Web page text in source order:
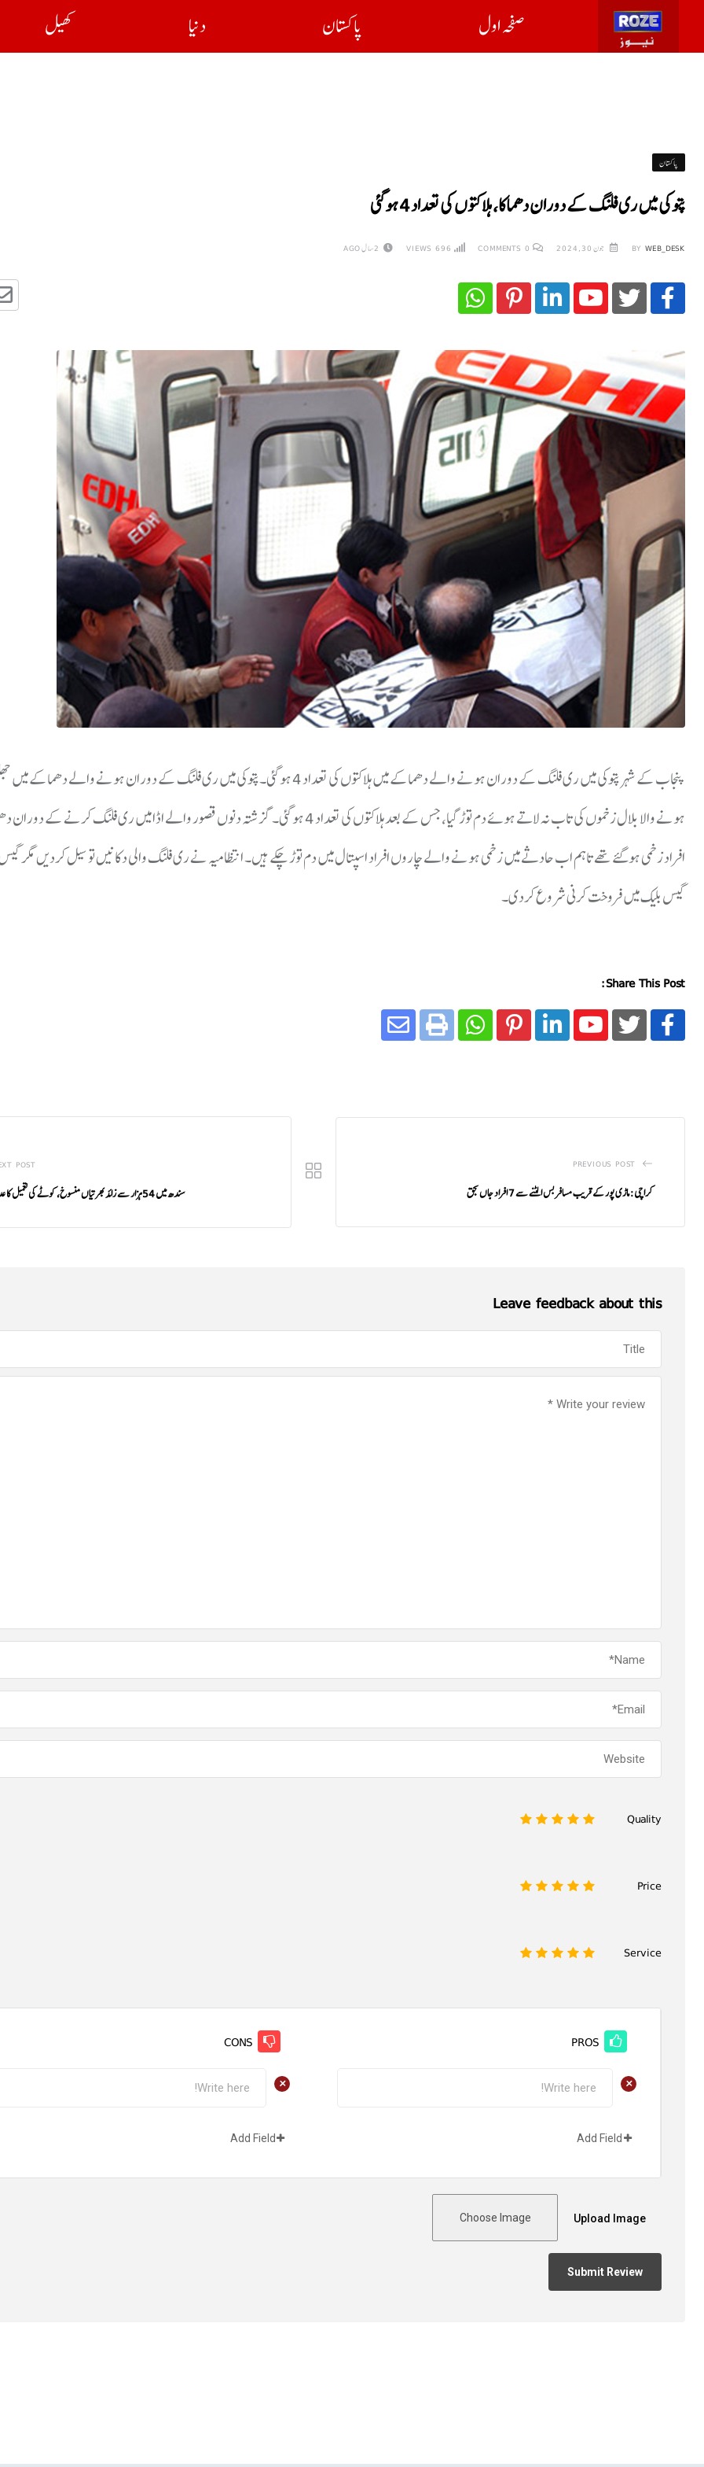
صفحہ اول پاکستان دنیا کھیل
پاکستان
پتوکی میں ری فلنگ کے دوران دھماکا، ہلاکتوں کی تعداد 4 ہوگئی
BY WEB_DESK جون 30, 2024 0
696 2 سال AGO
پنجاب کے شہر پتوکی میں ری فلنگ کے دوران ہونے والے دھماکے میں ہلاکتوں کی تعداد 4 ہوگئی۔ پتوکی میں ری فلنگ کے دوران ہونے والے
افراد زخمی ہوگئے تھے تاہم اب حادثے میں زخمی ہونے والے چاروں افراد اسپتال میں دم توڑ چکے ہیں۔ انتظامیہ نے ری فلنگ والی دکانیں تو سیل کردیں مگر گیس
گیس بلیک میں فروخت کرنی شروع کردی۔
Share This Post:
PREVIOUS POST
کراچی: ماڑی پور کے قریب مسافر بس الٹنے سے 7 افراد جاں بحق
POST
سندھ میں 54 ہزار سے زائد بھرتیاں منسوخ، کوٹے کی تعمیل کا عدالتی حکم
Leave feedback about this
Quality
5
4
3
2
Price
5
4
3
2
Service
5
4
3
2
PROS
+
Add Field
CONS
+
Add Field
Upload Image
Choose Image